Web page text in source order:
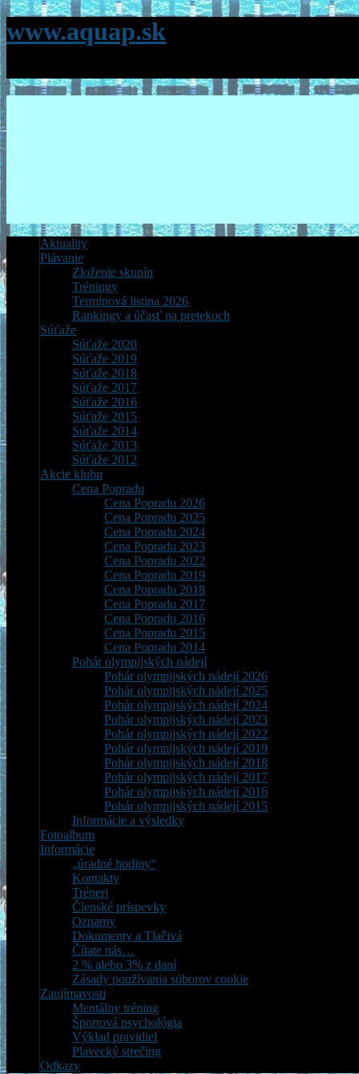
www.aquap.sk
Aktuality
Plávanie
Zloženie skupín
Tréningy
Termínová listina 2026
Rankingy a účasť na pretekoch
Súťaže
Súťaže 2020
Súťaže 2019
Súťaže 2018
Súťaže 2017
Súťaže 2016
Súťaže 2015
Súťaže 2014
Súťaže 2013
Súťaže 2012
Akcie klubu
Cena Popradu
Cena Popradu 2026
Cena Popradu 2025
Cena Popradu 2024
Cena Popradu 2023
Cena Popradu 2022
Cena Popradu 2019
Cena Popradu 2018
Cena Popradu 2017
Cena Popradu 2016
Cena Popradu 2015
Cena Popradu 2014
Pohár olympijských nádejí
Pohár olympijských nádejí 2026
Pohár olympijských nádejí 2025
Pohár olympijských nádejí 2024
Pohár olympijských nádejí 2023
Pohár olympijských nádejí 2022
Pohár olympijských nádejí 2019
Pohár olympijských nádejí 2018
Pohár olympijských nádejí 2017
Pohár olympijských nádejí 2016
Pohár olympijských nádejí 2015
Informácie a výsledky
Fotoalbum
Informácie
„úradné hodiny“
Kontakty
Tréneri
Členské príspevky
Oznamy
Dokumenty a Tlačivá
Čítate nás…
2 % alebo 3% z daní
Zásady používania súborov cookie
Zaujímavosti
Mentálny tréning
Športová psychológia
Výklad pravidiel
Plavecký strečing
Odkazy